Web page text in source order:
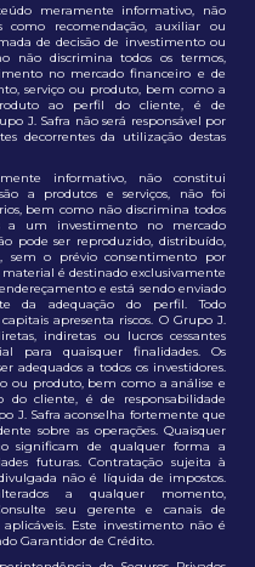
meramente informativo, não
recomendação, auxiliar ou
de decisão de investimento ou
não discrimina todos os termos,
no mercado financeiro e de
serviço ou produto, bem como a
ao perfil do cliente, é de
J. Safra não será responsável por
decorrentes da utilização destas
informativo, não constitui
a produtos e serviços, não foi
bem como não discrimina todos
a um investimento no mercado
pode ser reproduzido, distribuído,
sem o prévio consentimento por
é destinado exclusivamente
e está sendo enviado
da adequação do perfil. Todo
apresenta riscos. O Grupo J.
indiretas ou lucros cessantes
para quaisquer finalidades. Os
adequados a todos os investidores.
ou produto, bem como a análise e
cliente, é de responsabilidade
J. Safra aconselha fortemente que
sobre as operações. Quaisquer
significam de qualquer forma a
futuras. Contratação sujeita à
não é líquida de impostos.
a qualquer momento,
seu gerente e canais de
Este investimento não é
Garantidor de Crédito.